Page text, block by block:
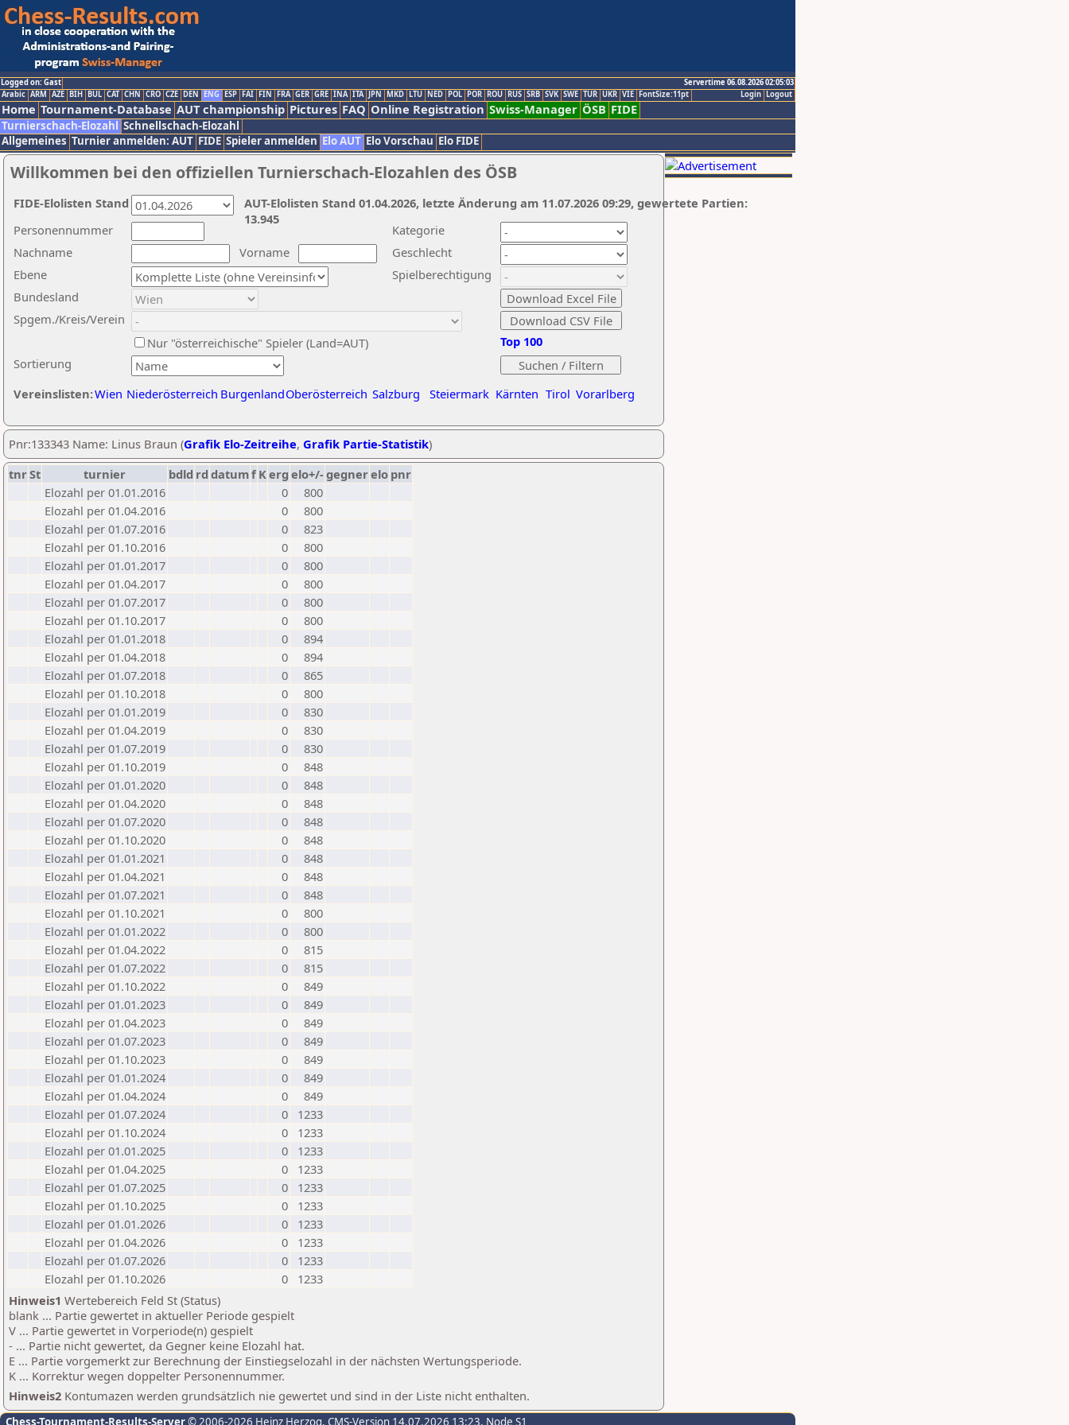
Logged on: Gast
Servertime 06.08.2026 02:05:03
Logout
Login
Arabic ARM AZE BIH BUL CAT CHN CRO CZE DEN ENG ESP FAI FIN FRA GER GRE INA ITA JPN MKD LTU NED POL POR ROU RUS SRB SVK SWE TUR UKR VIE FontSize:11pt
Home Tournament-Database AUT championship Pictures FAQ Online Registration Swiss-Manager ÖSB FIDE
Turnierschach-Elozahl Schnellschach-Elozahl
Allgemeines Turnier anmelden: AUT FIDE Spieler anmelden Elo AUT Elo Vorschau Elo FIDE
Willkommen bei den offiziellen Turnierschach-Elozahlen des ÖSB
Nachname
Vorname
Ebene
Kategorie
Sortierung
Personennummer
Bundesland
Spgem./Kreis/Verein
Geschlecht
Nur "österreichische" Spieler (Land=AUT)
Spielberechtigung
Vereinslisten:Wien Niederösterreich BurgenlandOberösterreich Salzburg Steiermark Kärnten Tirol Vorarlberg
Top 100
AUT-Elolisten Stand 01.04.2026, letzte Änderung am 11.07.2026 09:29, gewertete Partien:
13.945
FIDE-Elolisten Stand
Pnr:133343 Name: Linus Braun (Grafik Elo-Zeitreihe, Grafik Partie-Statistik)
tnrSt turnier bdld rd datumf Kerg elo+/-gegnerelo pnr
Elozahl per 01.01.2016
0
800
Elozahl per 01.04.2016
0
800
Elozahl per 01.07.2016
0
823
Elozahl per 01.10.2016
0
800
Elozahl per 01.01.2017
0
800
Elozahl per 01.04.2017
0
800
Elozahl per 01.07.2017
0
800
Elozahl per 01.10.2017
0
800
Elozahl per 01.01.2018
0
894
Elozahl per 01.04.2018
0
894
Elozahl per 01.07.2018
0
865
Elozahl per 01.10.2018
0
800
Elozahl per 01.01.2019
0
830
Elozahl per 01.04.2019
0
830
Elozahl per 01.07.2019
0
830
Elozahl per 01.10.2019
0
848
Elozahl per 01.01.2020
0
848
Elozahl per 01.04.2020
0
848
Elozahl per 01.07.2020
0
848
Elozahl per 01.10.2020
0
848
Elozahl per 01.01.2021
0
848
Elozahl per 01.04.2021
0
848
Elozahl per 01.07.2021
0
848
Elozahl per 01.10.2021
0
800
Elozahl per 01.01.2022
0
800
Elozahl per 01.04.2022
0
815
Elozahl per 01.07.2022
0
815
Elozahl per 01.10.2022
0
849
Elozahl per 01.01.2023
0
849
Elozahl per 01.04.2023
0
849
Elozahl per 01.07.2023
0
849
Elozahl per 01.10.2023
0
849
Elozahl per 01.01.2024
0
849
Elozahl per 01.04.2024
0
849
Elozahl per 01.07.2024
0
1233
Elozahl per 01.10.2024
0
1233
Elozahl per 01.01.2025
0
1233
Elozahl per 01.04.2025
0
1233
Elozahl per 01.07.2025
0
1233
Elozahl per 01.10.2025
0
1233
Elozahl per 01.01.2026
0
1233
Elozahl per 01.04.2026
0
1233
Elozahl per 01.07.2026
0
1233
Elozahl per 01.10.2026
0
1233
Hinweis1 Wertebereich Feld St (Status)
blank ... Partie gewertet in aktueller Periode gespielt
V ... Partie gewertet in Vorperiode(n) gespielt
- ... Partie nicht gewertet, da Gegner keine Elozahl hat.
E ... Partie vorgemerkt zur Berechnung der Einstiegselozahl in der nächsten Wertungsperiode.
K ... Korrektur wegen doppelter Personennummer.
Hinweis2 Kontumazen werden grundsätzlich nie gewertet und sind in der Liste nicht enthalten.
Chess-Tournament-Results-Server© 2006-2026 Heinz Herzog, CMS-Version 14.07.2026 13:23, Node S1